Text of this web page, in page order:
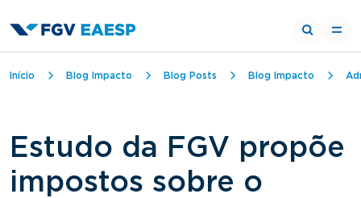
Trilha de navegação
Início Blog Impacto Blog Posts Blog Impacto
Estudo da FGV propõe
impostos sobre o